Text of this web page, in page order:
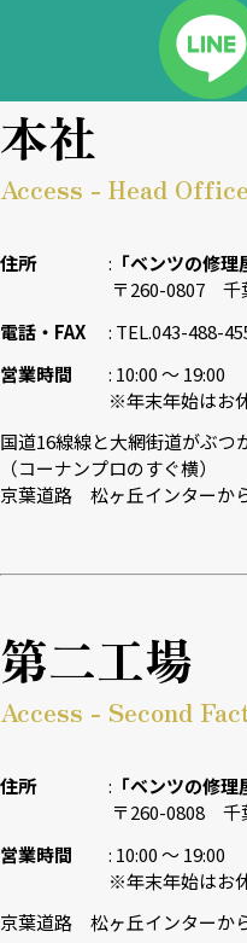
本社
Access - Head Office
住所
「ベンツの修
〒260-0807 千
電話・FAX
TEL.043-488-
営業時間
10:00 〜 19:00
※年末年始はお
国道16線線と大網街道がぶつ
（コーナンプロのすぐ横）
京葉道路 松ヶ丘インターか
第二工場
Access - Second
住所
「ベンツの修
〒260-0808 千
営業時間
10:00 〜 19:00
※年末年始はお
京葉道路 松ヶ丘インターか